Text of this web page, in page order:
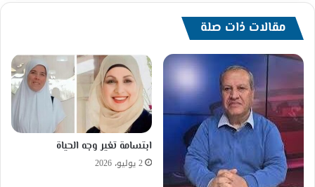
مقالات ذات صلة
ابتسامة تغير وجه الحياة
2 يوليو، 2026